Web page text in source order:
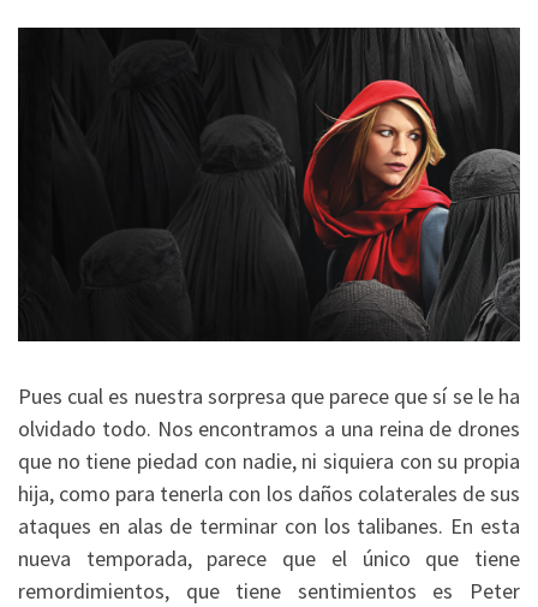
Pues cual es nuestra sorpresa que parece que sí se le ha
olvidado todo. Nos encontramos a una reina de drones
que no tiene piedad con nadie, ni siquiera con su propia
hija, como para tenerla con los daños colaterales de sus
ataques en alas de terminar con los talibanes. En esta
nueva temporada, parece que el único que tiene
remordimientos, que tiene sentimientos es Peter